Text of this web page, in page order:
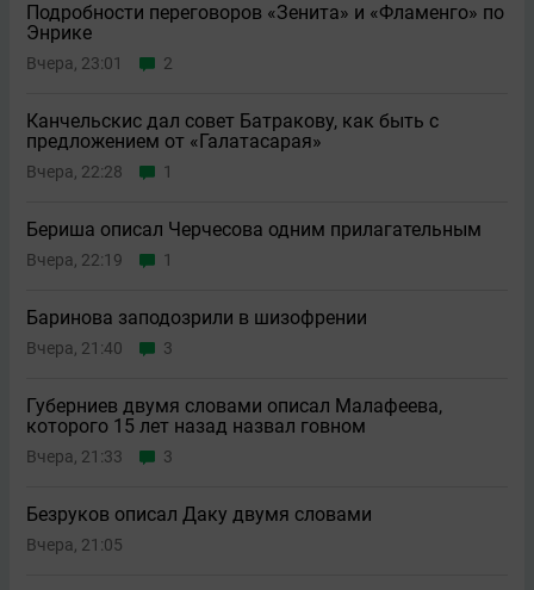
Подробности переговоров «Зенита» и «Фламенго» по
Энрике
Вчера, 23:01 2
Канчельскис дал совет Батракову, как быть с
предложением от «Галатасарая»
Вчера, 22:28 1
Бериша описал Черчесова одним прилагательным
Вчера, 22:19 1
Баринова заподозрили в шизофрении
Вчера, 21:40 3
Губерниев двумя словами описал Малафеева,
которого 15 лет назад назвал говном
Вчера, 21:33 3
Безруков описал Даку двумя словами
Вчера, 21:05